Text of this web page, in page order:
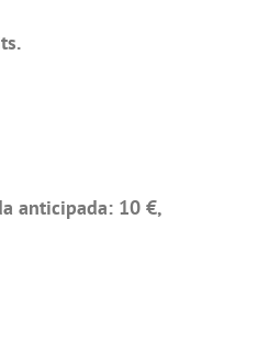
anticipada: 10 €,